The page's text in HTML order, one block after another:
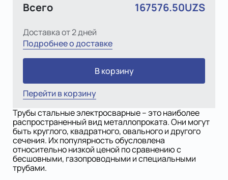
Всего 167576.50UZS
Доставка от 2 дней
Подробнее о доставке
В корзину
Перейти в корзину
Трубы стальные электросварные – это наиболее
распространенный вид металлопроката. Они могут
быть круглого, квадратного, овального и другого
сечения. Их популярность обусловлена
относительно низкой ценой по сравнению с
бесшовными, газопроводными и специальными
трубами.